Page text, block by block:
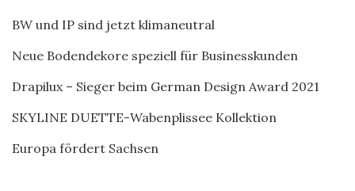
BW und IP sind jetzt klimaneutral
Neue Bodendekore speziell für Businesskunden
Drapilux – Sieger beim German Design Award 2021
SKYLINE DUETTE-Wabenplissee Kollektion
Europa fördert Sachsen